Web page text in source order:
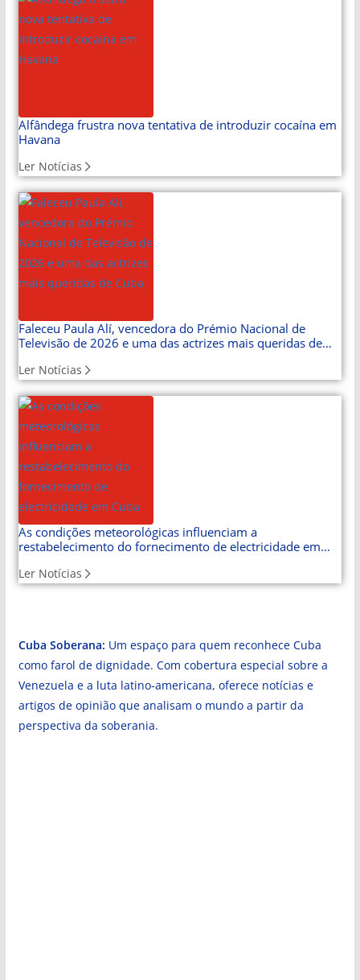
Alfândega frustra nova tentativa de introduzir cocaína em
Havana
Ler Notícias
Faleceu Paula Alí, vencedora do Prémio Nacional de
Televisão de 2026 e uma das actrizes mais queridas de
Ler Notícias
As condições meteorológicas influenciam a
restabelecimento do fornecimento de electricidade em
Ler Notícias
Cuba Soberana: Um espaço para quem reconhece Cuba
como farol de dignidade. Com cobertura especial sobre a
Venezuela e a luta latino-americana, oferece notícias e
artigos de opinião que analisam o mundo a partir da
perspectiva da soberania.